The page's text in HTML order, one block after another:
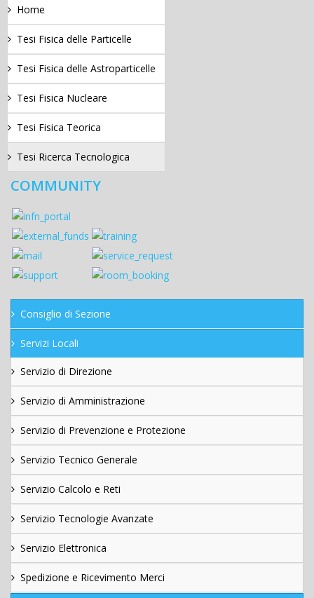
Home
Tesi Fisica delle Particelle
Tesi Fisica delle Astroparticelle
Tesi Fisica Nucleare
Tesi Fisica Teorica
Tesi Ricerca Tecnologica
COMMUNITY
Consiglio di Sezione
Servizi Locali
Servizio di Direzione
Servizio di Amministrazione
Servizio di Prevenzione e Protezione
Servizio Tecnico Generale
Servizio Calcolo e Reti
Servizio Tecnologie Avanzate
Servizio Elettronica
Spedizione e Ricevimento Merci